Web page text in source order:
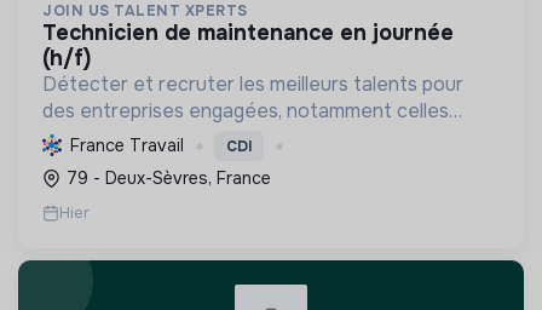
JOIN US TALENT XPERTS
technicien de maintenance en journée
(h/f)
Détecter et recruter les meilleurs talents pour
des entreprises engagées, notamment celles
favorisant l'économie circulaire et l'efficacité
industrielle, afin de soutenir leur croissance
durable.
France Travail CDI
79 - Deux-Sèvres, France
Hier